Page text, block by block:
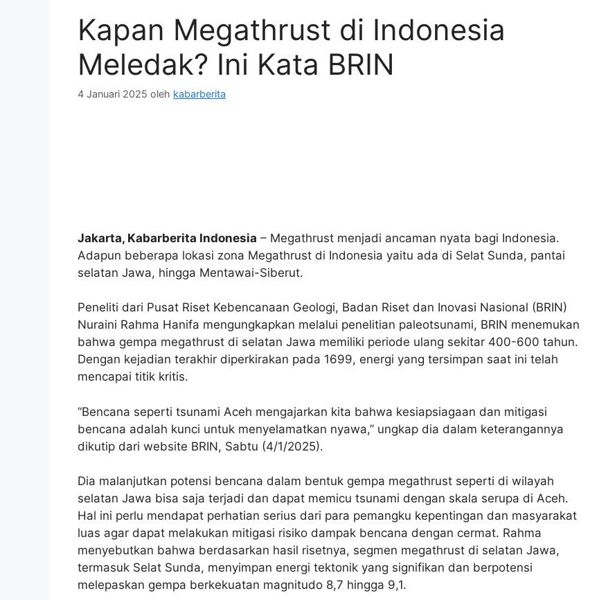
Kapan Megathrust di Indonesia
Meledak? Ini Kata BRIN
4 Januari 2025 oleh kabarberita
Jakarta, Kabarberita Indonesia – Megathrust menjadi ancaman nyata bagi Indonesia.
Adapun beberapa lokasi zona Megathrust di Indonesia yaitu ada di Selat Sunda, pantai
selatan Jawa, hingga Mentawai-Siberut.
Peneliti dari Pusat Riset Kebencanaan Geologi, Badan Riset dan Inovasi Nasional (BRIN)
Nuraini Rahma Hanifa mengungkapkan melalui penelitian paleotsunami, BRIN menemukan
bahwa gempa megathrust di selatan Jawa memiliki periode ulang sekitar 400-600 tahun.
Dengan kejadian terakhir diperkirakan pada 1699, energi yang tersimpan saat ini telah
mencapai titik kritis.
“Bencana seperti tsunami Aceh mengajarkan kita bahwa kesiapsiagaan dan mitigasi
bencana adalah kunci untuk menyelamatkan nyawa,” ungkap dia dalam keterangannya
dikutip dari website BRIN, Sabtu (4/1/2025).
Dia malanjutkan potensi bencana dalam bentuk gempa megathrust seperti di wilayah
selatan Jawa bisa saja terjadi dan dapat memicu tsunami dengan skala serupa di Aceh.
Hal ini perlu mendapat perhatian serius dari para pemangku kepentingan dan masyarakat
luas agar dapat melakukan mitigasi risiko dampak bencana dengan cermat. Rahma
menyebutkan bahwa berdasarkan hasil risetnya, segmen megathrust di selatan Jawa,
termasuk Selat Sunda, menyimpan energi tektonik yang signifikan dan berpotensi
melepaskan gempa berkekuatan magnitudo 8,7 hingga 9,1.